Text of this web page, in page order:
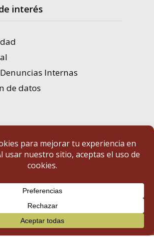
interés
Internas
de datos
| Diputación de Badajoz